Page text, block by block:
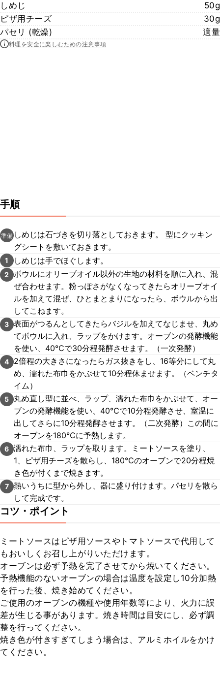
しめじ
50g
ピザ用チーズ
30g
パセリ (乾燥)
適量
料理を安全に楽しむための注意事項
手順
準備 しめじは石づきを切り落としておきます。 型にクッキン
グシートを敷いておきます。
1 しめじは手でほぐします。
2
ボウルにオリーブオイル以外の生地の材料を順に入れ、混
ぜ合わせます。粉っぽさがなくなってきたらオリーブオイ
ルを加えて混ぜ、ひとまとまりになったら、ボウルから出
してこねます。
3 表面がつるんとしてきたらバジルを加えてなじませ、丸め
てボウルに入れ、ラップをかけます。オーブンの発酵機能
を使い、40℃で30分程発酵させます。（一次発酵）
4
2倍程の大きさになったらガス抜きをし、16等分にして丸
め、濡れた布巾をかぶせて10分程休ませます。（ベンチタ
イム）
5
丸め直し型に並べ、ラップ、濡れた布巾をかぶせて、オー
ブンの発酵機能を使い、40℃で10分程発酵させ、室温に
出してさらに10分程発酵させます。（二次発酵）この間に
オーブンを180℃に予熱します。
6 濡れた布巾、ラップを取ります。ミートソースを塗り、
1、ピザ用チーズを散らし、180℃のオーブンで20分程焼
き色が付くまで焼きます。
7 熱いうちに型から外し、器に盛り付けます。パセリを散ら
して完成です。
コツ・ポイント
ミートソースはピザ用ソースやトマトソースで代用して
もおいしくお召し上がりいただけます。
オーブンは必ず予熱を完了させてから焼いてください。
予熱機能のないオーブンの場合は温度を設定し10分加熱
を行った後、焼き始めてください。
ご使用のオーブンの機種や使用年数等により、火力に誤
差が生じる事があります。焼き時間は目安にし、必ず調
整を行ってください。
焼き色が付きすぎてしまう場合は、アルミホイルをかけ
てください。